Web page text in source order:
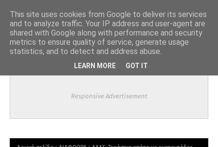
Responsive Advertisement
This site uses cookies from Google to deliver its services
and to analyze traffic. Your IP address and user-agent are
shared with Google along with performance and security
metrics to ensure quality of service, generate usage
statistics, and to detect and address abuse.
LEARN MORE GOT IT